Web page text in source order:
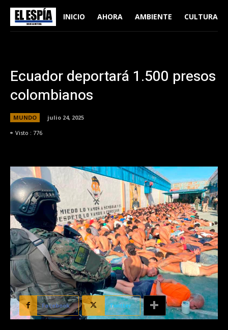
INICIO AHORA AMBIENTE CULTURA
Ecuador deportará 1.500 presos
colombianos
MUNDO
julio 24, 2025
Visto : 776
Facebook Twitter